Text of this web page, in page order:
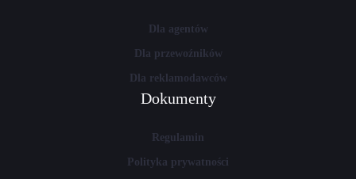
Dla agentów
Dla przewoźników
Dla reklamodawców
Dokumenty
Regulamin
Polityka prywatności